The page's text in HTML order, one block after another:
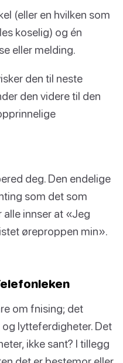
(eller en hvilken som
koselig) og én
eller melding.
den til neste
den videre til den
deg. Den endelige
som det som
alle innser at «Jeg
øreproppen min».
om fnising; det
lytteferdigheter. Det
ikke sant? I tillegg